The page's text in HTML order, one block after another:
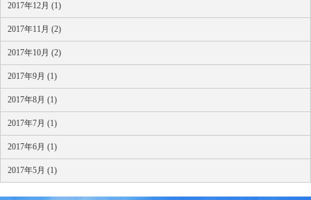
2017年12月 (1)
2017年11月 (2)
2017年10月 (2)
2017年9月 (1)
2017年8月 (1)
2017年7月 (1)
2017年6月 (1)
2017年5月 (1)